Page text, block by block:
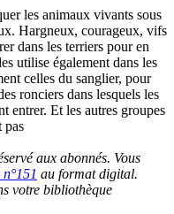
les animaux vivants sous
Hargneux, courageux, vifs
dans les terriers pour en
utilise également dans les
celles du sanglier, pour
ronciers dans lesquels les
entrer. Et les autres groupes
pas
aux abonnés. Vous
au format digital.
votre bibliothèque